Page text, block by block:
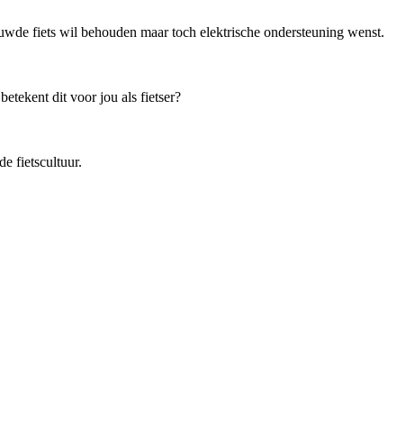
fiets wil behouden maar toch elektrische ondersteuning wenst.
dit voor jou als fietser?
fietscultuur.